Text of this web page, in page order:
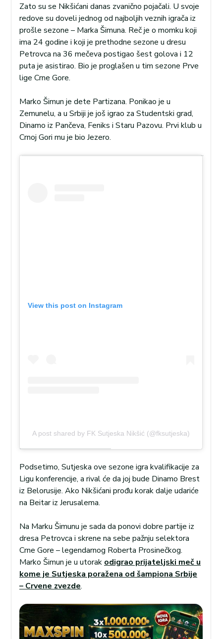
Zato su se Nikšićani danas zvanično pojačali. U svoje
redove su doveli jednog od najboljih veznih igrača iz
prošle sezone – Marka Šimuna. Reč je o momku koji
ima 24 godine i koji je prethodne sezone u dresu
Petrovca na 36 mečeva postigao šest golova i 12
puta je asistirao. Bio je proglašen u tim sezone Prve
lige Crne Gore.
Marko Šimun je dete Partizana. Ponikao je u
Zemunelu, a u Srbiji je još igrao za Studentski grad,
Dinamo iz Pančeva, Feniks i Staru Pazovu. Prvi klub u
Crnoj Gori mu je bio Jezero.
View this post on Instagram
A post shared by FK Sutjeska Nikšić (@fksutjeska)
Podsetimo, Sutjeska ove sezone igra kvalifikacije za
Ligu konferencije, a rival će da joj bude Dinamo Brest
iz Belorusije. Ako Nikšićani prođu korak dalje udariće
na Beitar iz Jerusalema.
Na Marku Šimunu je sada da ponovi dobre partije iz
dresa Petrovca i skrene na sebe pažnju selektora
Crne Gore – legendarnog Roberta Prosinečkog.
Marko Šimun je u utorak odigrao prijateljski meč u
kome je Sutjeska poražena od šampiona Srbije
– Crvene zvezde.